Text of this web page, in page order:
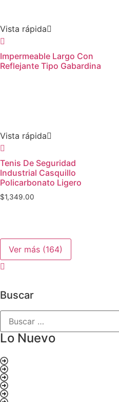
Vista rápida
Impermeable Largo Con
Reflejante Tipo Gabardina
Vista rápida
Tenis De Seguridad
Industrial Casquillo
Policarbonato Ligero
$1,349.00
Ver más (164)
Buscar
Lo Nuevo